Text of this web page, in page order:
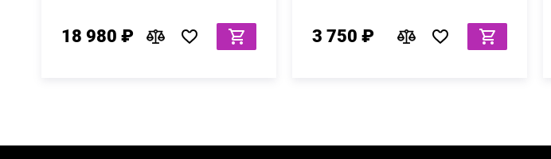
18 980 ₽ 3 750 ₽